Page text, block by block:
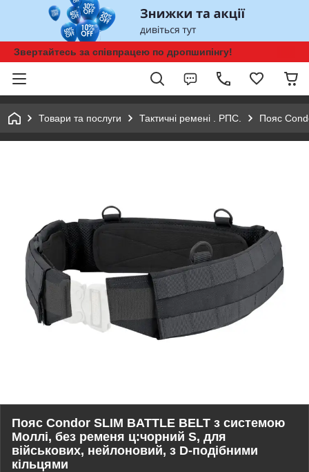
Звертайтесь за співпрацею по дропшипінгу!
Товари та послуги Тактичні ремені . РПС. Пояс
Пояс Condor SLIM BATTLE BELT з системою
Моллі, без ременя ц:чорний S, для
військових, нейлоновий, з D-подібними
кільцями